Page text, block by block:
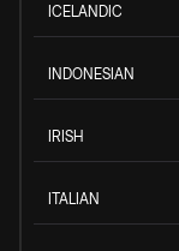
ICELANDIC
INDONESIAN
IRISH
ITALIAN